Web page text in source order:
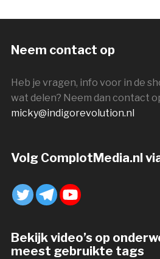
Neem contact op
Heb je vragen, info voor in de
wat delen? Neem dan contact
micky@indigorevolution.nl
Volg ComplotMedia.nl
Bekijk video’s op
meest gebruikte tags